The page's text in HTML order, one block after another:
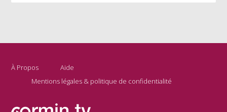
À Propos
Aide
Mentions légales & politique de confidentialité